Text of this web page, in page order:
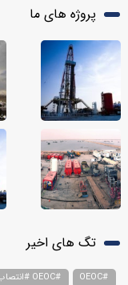
پروژه های ما
تگ های اخیر
#OEOC #OEOC #انتصاب